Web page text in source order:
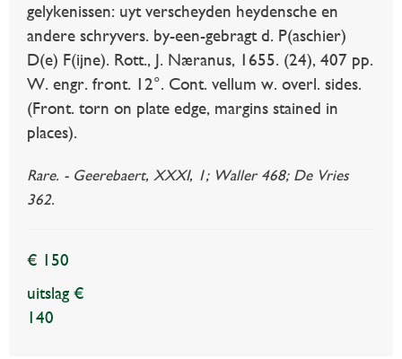
gelykenissen: uyt verscheyden heydensche en
andere schryvers. by-een-gebragt d. P(aschier)
D(e) F(ijne). Rott., J. Næranus, 1655. (24), 407 pp.
W. engr. front. 12°. Cont. vellum w. overl. sides.
(Front. torn on plate edge, margins stained in
places).
Rare. - Geerebaert, XXXI, 1; Waller 468; De Vries
362.
€ 150
uitslag €
140